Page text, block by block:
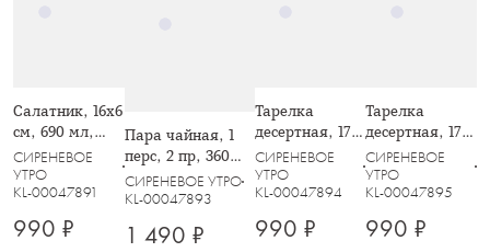
Салатник, 16х6
см, 690 мл,
керамика,
молочный,
Цветок, Gentle
СИРЕНЕВОЕ
УТРО
KL-00047891
990 ₽
Пара чайная, 1
перс, 2 пр, 360
мл, керамика,
молочная,
flower
СИРЕНЕВОЕ УТРО
KL-00047893
1 490 ₽
Тарелка
десертная, 17
см, керамика,
молочная, с
золотистым
Фиолетовые
СИРЕНЕВОЕ
УТРО
KL-00047894
990 ₽
Тарелка
десертная, 17
см, керамика,
молочная, с
золотистым
Желтые цветы,
СИРЕНЕВОЕ
УТРО
KL-00047895
990 ₽